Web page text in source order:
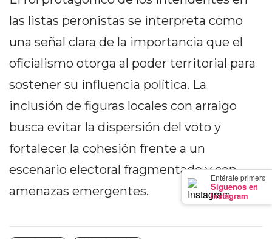
×
Entérate primero
Síguenos en
Instagram
GIMNASIO
DE
PERGAMINO
LOS
PRECIOS
EN
SUPLEMENTOS
EN
PERGAMINO
las listas peronistas se interpreta como
una señal clara de la importancia que el
oficialismo otorga al poder territorial para
sostener su influencia política. La
inclusión de figuras locales con arraigo
busca evitar la dispersión del voto y
fortalecer la cohesión frente a un
escenario electoral fragmentado y con
amenazas emergentes.